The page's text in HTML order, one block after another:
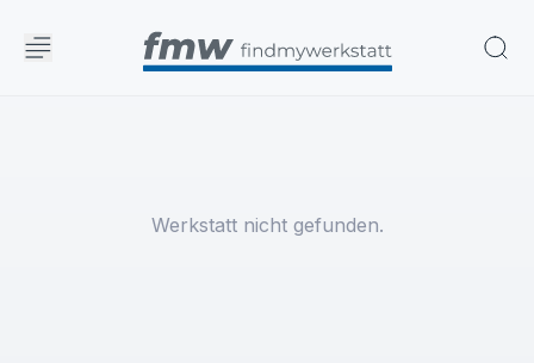
Werkstatt nicht gefunden.